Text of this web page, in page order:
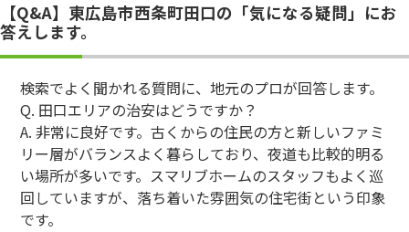
【Q&A】東広島市西条町田口の「気になる疑問」にお
答えします。
検索でよく聞かれる質問に、地元のプロが回答します。
Q. 田口エリアの治安はどうですか？
A. 非常に良好です。古くからの住民の方と新しいファミ
リー層がバランスよく暮らしており、夜道も比較的明る
い場所が多いです。スマリブホームのスタッフもよく巡
回していますが、落ち着いた雰囲気の住宅街という印象
です。